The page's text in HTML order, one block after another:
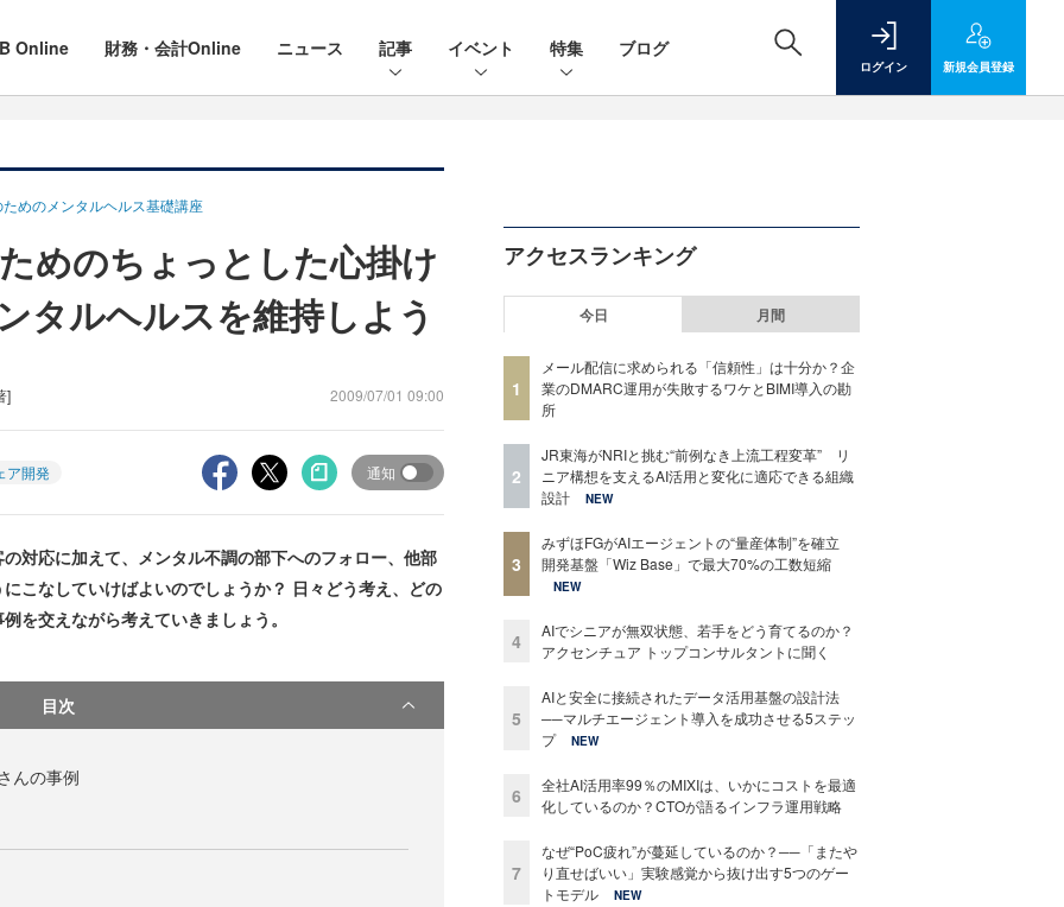
Online 財務・会計Online ニュース 記事 イベント 特集 ブログ
ログイン 新規会員登録
めのメンタルヘルス基礎講座
めのちょっとした心掛け
タルヘルスを維持しよう
] 2009/07/01 09:00
ア開発 通知
対応に加えて、メンタル不調の部下へのフォロー、他部
こなしていけばよいのでしょうか？ 日々どう考え、どの
を交えながら考えていきましょう。
目次
んの事例
アクセスランキング
今日 月間
1
メール配信に求められる「信頼性」は十分か？企
業のDMARC運用が失敗するワケとBIMI導入の勘
所
2
JR東海がNRIと挑む“前例なき上流工程変革” リ
ニア構想を支えるAI活用と変化に適応できる組織
設計
NEW
3
みずほFGがAIエージェントの“量産体制”を確立
開発基盤「Wiz Base」で最大70%の工数短縮
NEW
4
AIでシニアが無双状態、若手をどう育てるのか？
アクセンチュア トップコンサルタントに聞く
5
AIと安全に接続されたデータ活用基盤の設計法
──マルチエージェント導入を成功させる5ステッ
プ
NEW
6
全社AI活用率99％のMIXIは、いかにコストを最適
化しているのか？CTOが語るインフラ運用戦略
7
なぜ“PoC疲れ”が蔓延しているのか？──「またや
り直せばいい」実験感覚から抜け出す5つのゲー
トモデル
NEW